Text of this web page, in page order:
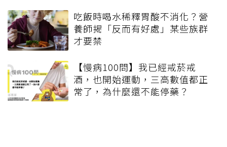
吃飯時喝水稀釋胃酸不消化？營
養師揭「反而有好處」某些族群
才要禁
【慢病100問】我已經戒菸戒
酒，也開始運動，三高數值都正
常了，為什麼還不能停藥？